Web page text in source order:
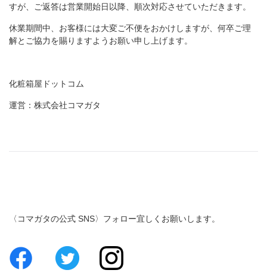
すが、ご返答は営業開始日以降、順次対応させていただきます。
休業期間中、お客様には大変ご不便をおかけしますが、何卒ご理
解とご協力を賜りますようお願い申し上げます。
化粧箱屋ドットコム
運営：株式会社コマガタ
〈コマガタの公式 SNS〉フォロー宜しくお願いします。